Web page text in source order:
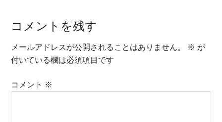
コメントを残す
メールアドレスが公開されることはありません。 ※ が
付いている欄は必須項目です
コメント ※